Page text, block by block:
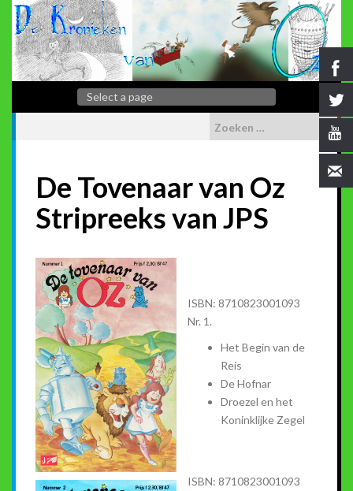
De Tovenaar van Oz
Stripreeks van JPS
ISBN: 8710823001093
Nr. 1.
Het Begin van de
Reis
De Hofnar
Droezel en het
Koninklijke Zegel
ISBN: 8710823001093